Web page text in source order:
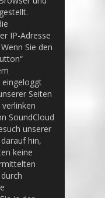
IP-Adresse
Sie den
eingeloggt
Seiten
SoundCloud
unserer
hin,
keine